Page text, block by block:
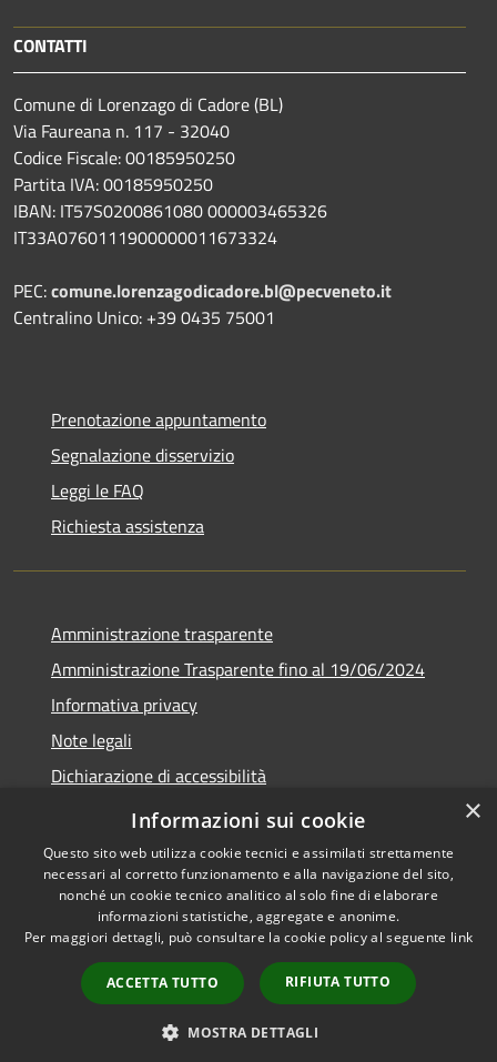
CONTATTI
Comune di Lorenzago di Cadore (BL)
Via Faureana n. 117 - 32040
Codice Fiscale: 00185950250
Partita IVA: 00185950250
IBAN: IT57S0200861080 000003465326
IT33A0760111900000011673324
PEC:comune.lorenzagodicadore.bl@pecveneto.it
Centralino Unico: +39 0435 75001
Prenotazione appuntamento
Segnalazione disservizio
Leggi le FAQ
Richiesta assistenza
Amministrazione trasparente
Amministrazione Trasparente fino al 19/06/2024
Informativa privacy
Note legali
Dichiarazione di accessibilità
Meccanismo di feedback
Accessibilità
Copyright © 2026 • Comune di
Lorenzago di Cadore • Powered
byMunicipium
Accesso
redazione
×
Informazioni sui cookie
Questo sito web utilizza cookie tecnici e assimilati strettamente
necessari al corretto funzionamento e alla navigazione del sito,
nonché un cookie tecnico analitico al solo fine di elaborare
informazioni statistiche, aggregate e anonime.
Per maggiori dettagli, può consultare la cookie policy al seguente link
ACCETTA TUTTO RIFIUTA TUTTO
MOSTRA DETTAGLI